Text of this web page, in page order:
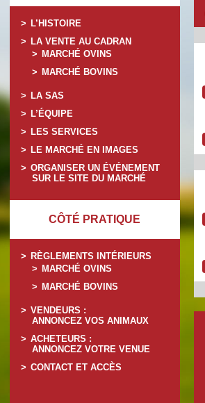
L’HISTOIRE
LA VENTE AU CADRAN
MARCHÉ OVINS
MARCHÉ BOVINS
LA SAS
L’ÉQUIPE
LES SERVICES
LE MARCHÉ EN IMAGES
ORGANISER UN ÉVÉNEMENT
SUR LE SITE DU MARCHÉ
CÔTÉ PRATIQUE
RÈGLEMENTS INTÉRIEURS
MARCHÉ OVINS
MARCHÉ BOVINS
VENDEURS :
ANNONCEZ VOS ANIMAUX
ACHETEURS :
ANNONCEZ VOTRE VENUE
CONTACT ET ACCÈS